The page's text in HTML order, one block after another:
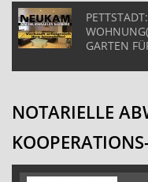
GARTEN
NOTARIELLE